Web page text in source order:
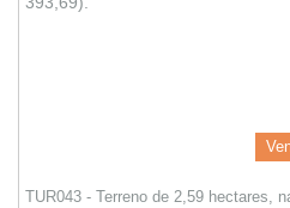
TUR043 - Terreno de 2,59 hectares,